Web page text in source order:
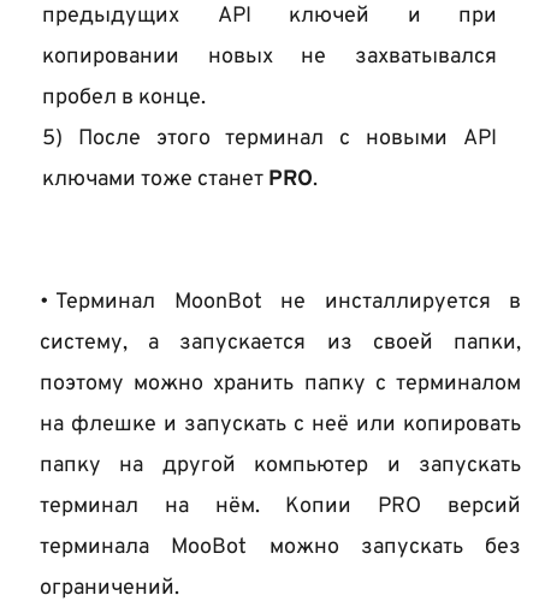
предыдущих API ключей и при
копировании новых не захватывался
пробел в конце.
5) После этого терминал с новыми API
ключами тоже станет PRO.
Терминал MoonBot не инсталлируется в
систему, а запускается из своей папки,
поэтому можно хранить папку с терминалом
на флешке и запускать с неё или копировать
папку на другой компьютер и запускать
терминал на нём. Копии PRO версий
терминала MooBot можно запускать без
ограничений.